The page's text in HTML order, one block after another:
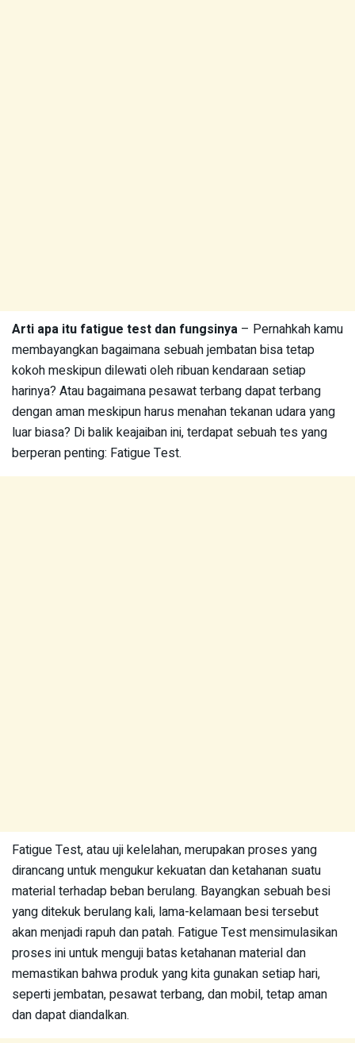
Arti apa itu fatigue test dan fungsinya – Pernahkah kamu
membayangkan bagaimana sebuah jembatan bisa tetap
kokoh meskipun dilewati oleh ribuan kendaraan setiap
harinya? Atau bagaimana pesawat terbang dapat terbang
dengan aman meskipun harus menahan tekanan udara yang
luar biasa? Di balik keajaiban ini, terdapat sebuah tes yang
berperan penting: Fatigue Test.
Fatigue Test, atau uji kelelahan, merupakan proses yang
dirancang untuk mengukur kekuatan dan ketahanan suatu
material terhadap beban berulang. Bayangkan sebuah besi
yang ditekuk berulang kali, lama-kelamaan besi tersebut
akan menjadi rapuh dan patah. Fatigue Test mensimulasikan
proses ini untuk menguji batas ketahanan material dan
memastikan bahwa produk yang kita gunakan setiap hari,
seperti jembatan, pesawat terbang, dan mobil, tetap aman
dan dapat diandalkan.